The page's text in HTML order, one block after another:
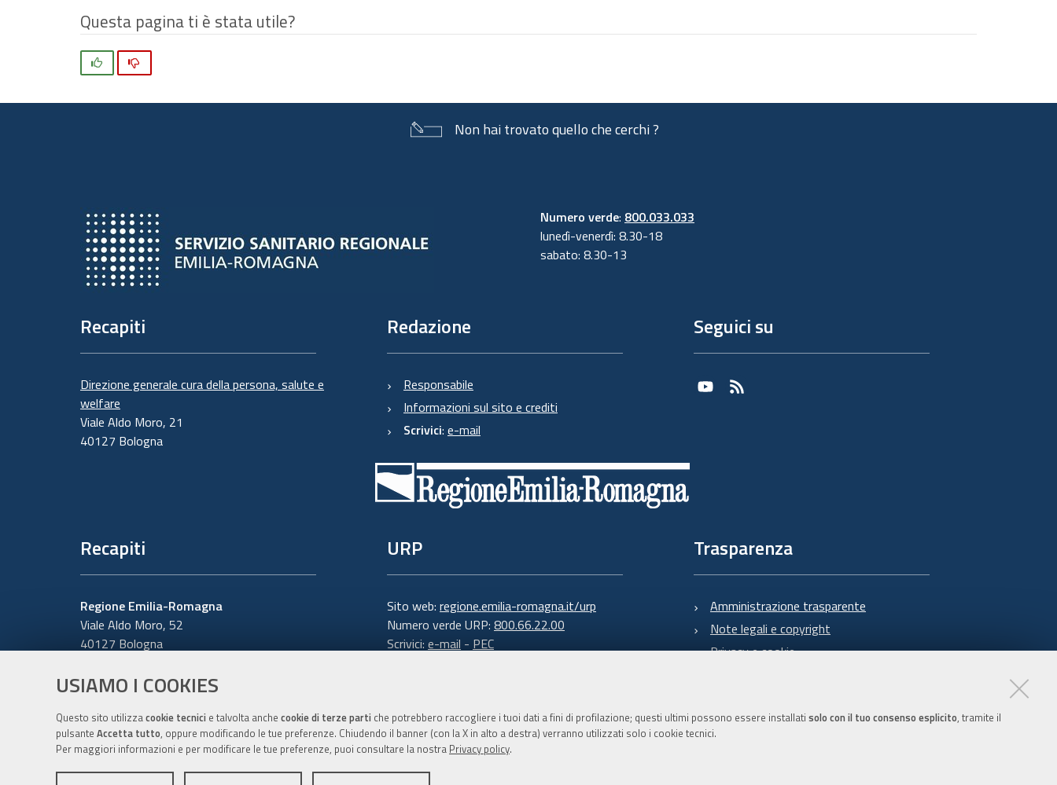
USIAMO I COOKIES
Questo sito utilizzacookie tecnici e talvolta anche cookie di terze parti che potrebbero raccogliere i tuoi dati a fini di profilazione; questi ultimi possono essere installati solo con il tuo consenso esplicito, tramite il
pulsante Accetta tutto, oppure modificando le tue preferenze. Chiudendo il banner (con la X in alto a destra) verranno utilizzati solo i cookie tecnici.
Per maggiori informazioni e per modificare le tue preferenze, puoi consultare la nostra Privacy policy.
Questa pagina ti è stata utile?
Non hai trovato quello che cerchi ?
Numero verde: 800.033.033
lunedì-venerdì: 8.30-18
sabato: 8.30-13
Recapiti
Direzione generale cura della persona, salute e
welfare
Viale Aldo Moro, 21
40127 Bologna
Redazione
Responsabile
Informazioni sul sito e crediti
Scrivici: e-mail
Seguici su
Youtube
RSS
Recapiti
Regione Emilia-Romagna
Viale Aldo Moro, 52
40127 Bologna
Cerca telefoni o indirizzi
URP
Sito web: regione.emilia-romagna.it/urp
Numero verde URP: 800.66.22.00
Scrivici: e-mail - PEC
Trasparenza
Amministrazione trasparente
Note legali e copyright
Privacy e cookie